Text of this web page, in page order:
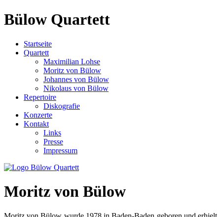
Bülow Quartett
Startseite
Quartett
Maximilian Lohse
Moritz von Bülow
Johannes von Bülow
Nikolaus von Bülow
Repertoire
Diskografie
Konzerte
Kontakt
Links
Presse
Impressum
Moritz von Bülow